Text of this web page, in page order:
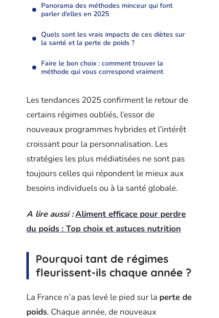
Panorama des méthodes minceur qui font
parler d’elles en 2025
Quels sont les vrais impacts de ces diètes sur
la santé et la perte de poids ?
Faire le bon choix : comment trouver la
méthode qui vous correspond vraiment
Les tendances 2025 confirment le retour de
certains régimes oubliés, l’essor de
nouveaux programmes hybrides et l’intérêt
croissant pour la personnalisation. Les
stratégies les plus médiatisées ne sont pas
toujours celles qui répondent le mieux aux
besoins individuels ou à la santé globale.
A lire aussi :Aliment efficace pour perdre
du poids : Top choix et astuces nutrition
Pourquoi tant de régimes
fleurissent-ils chaque année ?
La France n’a pas levé le pied sur la perte de
poids. Chaque année, de nouveaux